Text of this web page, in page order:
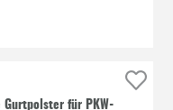
Gurtpolster für PKW-